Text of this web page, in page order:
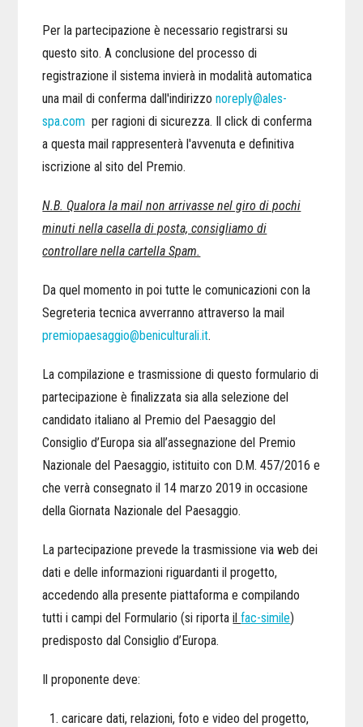
Per la partecipazione è necessario registrarsi su
questo sito. A conclusione del processo di
registrazione il sistema invierà in modalità automatica
una mail di conferma dall'indirizzonoreply@ales-
spa.com per ragioni di sicurezza. Il click di conferma
a questa mail rappresenterà l'avvenuta e definitiva
iscrizione al sito del Premio.
N.B. Qualora la mail non arrivasse nel giro di pochi
minuti nella casella di posta, consigliamo di
controllare nella cartella Spam.
Da quel momento in poi tutte le comunicazioni con la
Segreteria tecnica avverranno attraverso la mail
premiopaesaggio@beniculturali.it.
La compilazione e trasmissione di questo formulario di
partecipazione è finalizzata sia alla selezione del
candidato italiano al Premio del Paesaggio del
Consiglio d’Europa sia all’assegnazione del Premio
Nazionale del Paesaggio, istituito con D.M. 457/2016 e
che verrà consegnato il 14 marzo 2019 in occasione
della Giornata Nazionale del Paesaggio.
La partecipazione prevede la trasmissione via web dei
dati e delle informazioni riguardanti il progetto,
accedendo alla presente piattaforma e compilando
tutti i campi del Formulario (si riportailfac-simile)
predisposto dal Consiglio d’Europa.
Il proponente deve:
caricare dati, relazioni, foto e video del progetto,